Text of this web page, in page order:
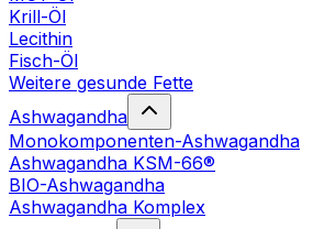
Krill-Öl
Lecithin
Fisch-Öl
Weitere gesunde Fette
Ashwagandha
Monokomponenten-Ashwagandha
Ashwagandha KSM-66®
BIO-Ashwagandha
Ashwagandha Komplex